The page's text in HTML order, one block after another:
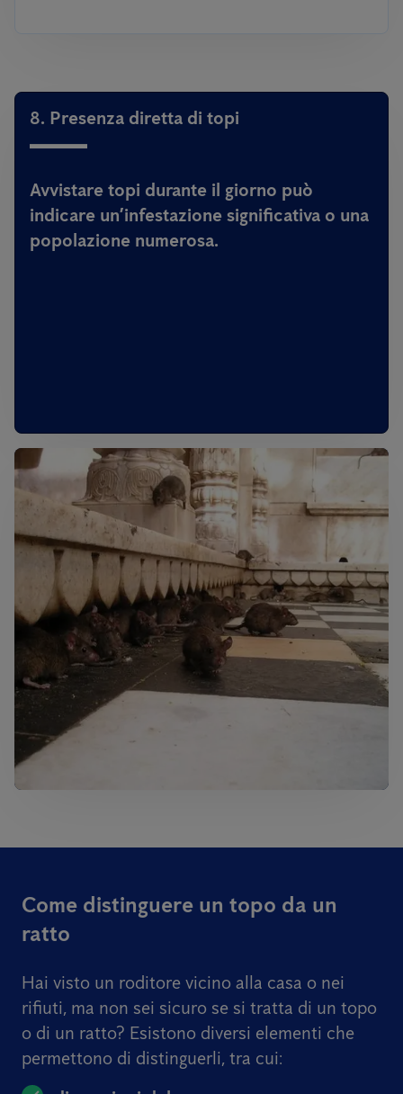
8. Presenza diretta di topi
Avvistare topi durante il giorno può
indicare un’infestazione significativa o una
popolazione numerosa.
Come distinguere un topo da un
ratto
Hai visto un roditore vicino alla casa o nei
rifiuti, ma non sei sicuro se si tratta di un topo
o di un ratto? Esistono diversi elementi che
permettono di distinguerli, tra cui: